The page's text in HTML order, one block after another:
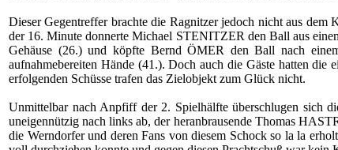
Dieser Gegentreffer brachte die Ragnitzer jedoch nicht aus dem
der 16. Minute donnerte Michael STENITZER den Ball aus
Gehäuse (26.) und köpfte Bernd ÖMER den Ball nach
aufnahmebereiten Hände (41.). Doch auch die Gäste hatten
erfolgenden Schüsse trafen das Zielobjekt zum Glück nicht.
Unmittelbar nach Anpfiff der 2. Spielhälfte überschlugen sich
uneigennützig nach links ab, der heranbrausende Thomas
die Werndorfer und deren Fans von diesem Schock so la la